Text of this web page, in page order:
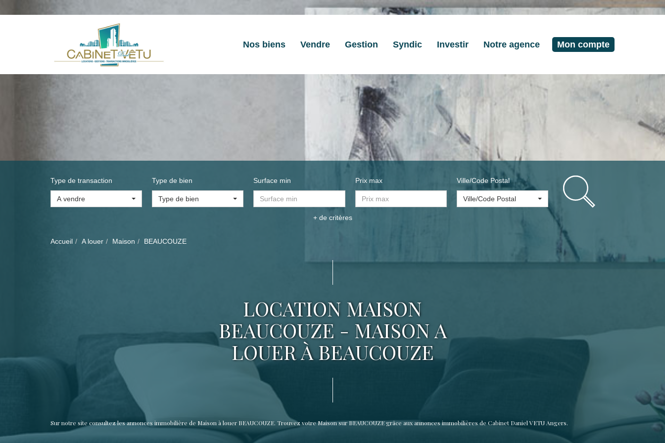
Nos biens Vendre Gestion Syndic Investir Notre agence Mon compte
Type de transaction
A vendre
Type de bien
Type de bien
Surface min Prix max Ville/Code Postal
Ville/Code Postal
+ de critères
Accueil A louer Maison BEAUCOUZE
LOCATION MAISON
BEAUCOUZE - MAISON A
LOUER À BEAUCOUZE
Sur notre site consultez les annonces immobilière de Maison à louer BEAUCOUZE. Trouvez votre Maison sur BEAUCOUZE grâce aux annonces immobilières de Cabinet Daniel VETU Angers.